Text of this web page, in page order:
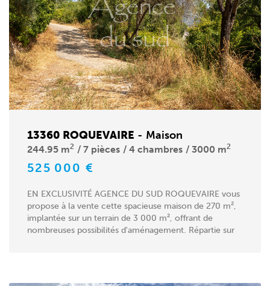
13360 ROQUEVAIRE - Maison
244.95 m2 7 pièces 4 chambres 3000 m2
525 000 €
EN EXCLUSIVITÉ AGENCE DU SUD ROQUEVAIRE vous
propose à la vente cette spacieuse maison de 270 m²,
implantée sur un terrain de 3 000 m², offrant de
nombreuses possibilités d'aménagement. Répartie sur